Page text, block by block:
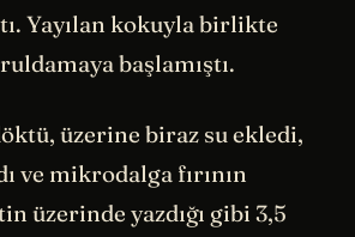
Yayılan kokuyla birlikte
başlamıştı.
üzerine biraz su ekledi,
ve mikrodalga fırının
üzerinde yazdığı gibi 3,5